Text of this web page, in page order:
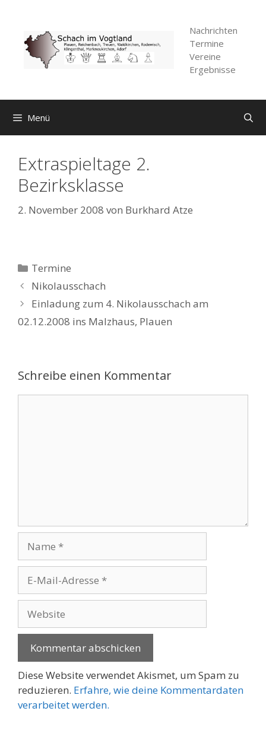
springen
Nachrichten
Termine
Vereine
Ergebnisse
Menü
Extraspieltage 2.
Bezirksklasse
2. November 2008 von Burkhard Atze
Kategorien
Termine
Nikolausschach
Einladung zum 4. Nikolausschach am
02.12.2008 ins Malzhaus, Plauen
Schreibe einen Kommentar
Mail-
Adresse
Diese Website verwendet Akismet, um Spam zu
reduzieren. Erfahre, wie deine Kommentardaten
verarbeitet werden.